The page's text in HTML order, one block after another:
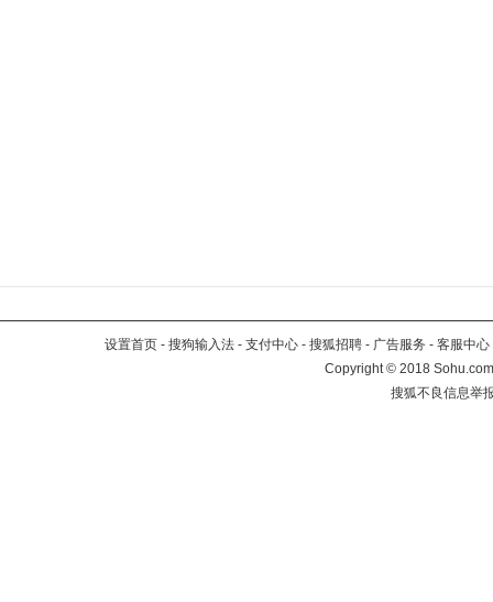
设置首页 - 搜狗输入法 - 支付中心 - 搜狐招聘 - 广告服务 - 客服中心
Copyright©2018
搜狐不良信息举